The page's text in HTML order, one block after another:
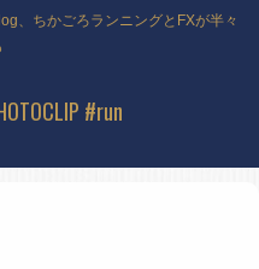
、ちかごろランニングとFXが半々
#run